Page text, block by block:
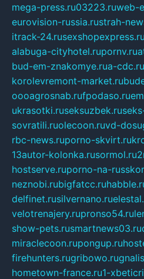
mega-press.ru03223.ruweb-
eurovision-russia.rustrah-
itrack-24.rusexshopexpress.ru
alabuga-cityhotel.rupornv.ru
bud-em-znakomye.rua-cdc.ru
korolevremont-market.ru
oooagrosnab.rufpodaso.ru
ukrasotki.ruseksuzbek.ru
sovratili.ruolecoon.ruvd-
rbc-news.ruporno-skvirt.ru
13autor-kolonka.rusormol.ru
hostserve.ruporno-na-
neznobi.rubigfatcc.ru
delfinet.rusilvernano.ru
velotrenajery.rupronso54.ru
show-pets.rusmartnews03.ru
miraclecoon.rupongup.ru
firehunters.rugribowo.ru
hometown-france.ru1-